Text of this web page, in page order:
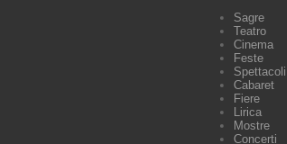
Sagre
Teatro
Cinema
Feste
Spettacoli
Cabaret
Fiere
Lirica
Mostre
Concerti